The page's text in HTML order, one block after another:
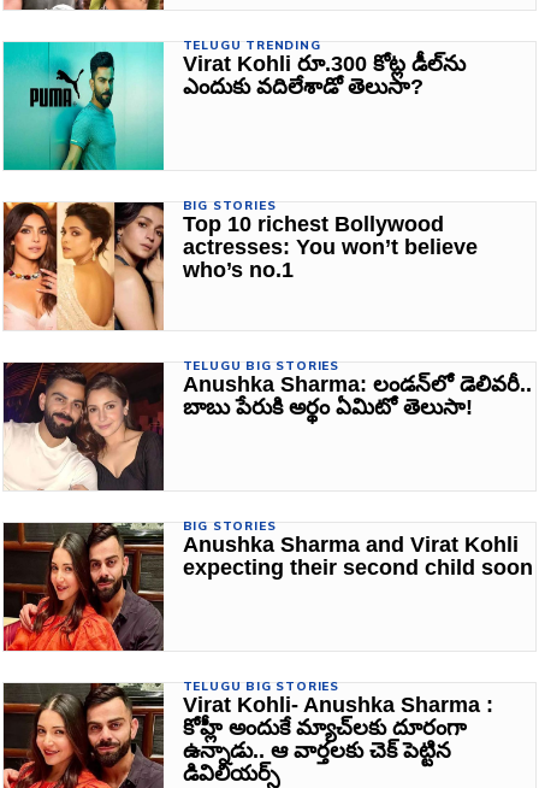
TELUGU TRENDING
Virat Kohli రూ.300 కోట్ల డీల్‌ను
ఎందుకు వదిలేశాడో తెలుసా?
BIG STORIES
Top 10 richest Bollywood
actresses: You won’t believe
who’s no.1
TELUGU BIG STORIES
Anushka Sharma: లండన్‌లో డెలివరీ..
బాబు పేరుకి అర్థం ఏమిటో తెలుసా!
BIG STORIES
Anushka Sharma and Virat Kohli
expecting their second child soon
TELUGU BIG STORIES
Virat Kohli- Anushka Sharma :
కోహ్లీ అందుకే మ్యాచ్‌లకు దూరంగా
ఉన్నాడు.. ఆ వార్తలకు చెక్‌ పెట్టిన
డివిలియర్స్